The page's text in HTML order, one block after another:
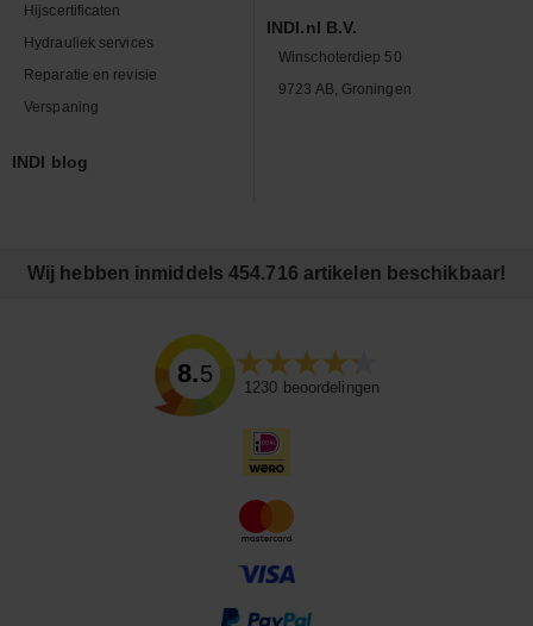
Hijscertificaten
Hydrauliek services
Reparatie en revisie
Verspaning
INDI blog
INDI.nl B.V.
Winschoterdiep 50
9723 AB, Groningen
Wij hebben inmiddels 454.716 artikelen beschikbaar!
8.5
1230 beoordelingen